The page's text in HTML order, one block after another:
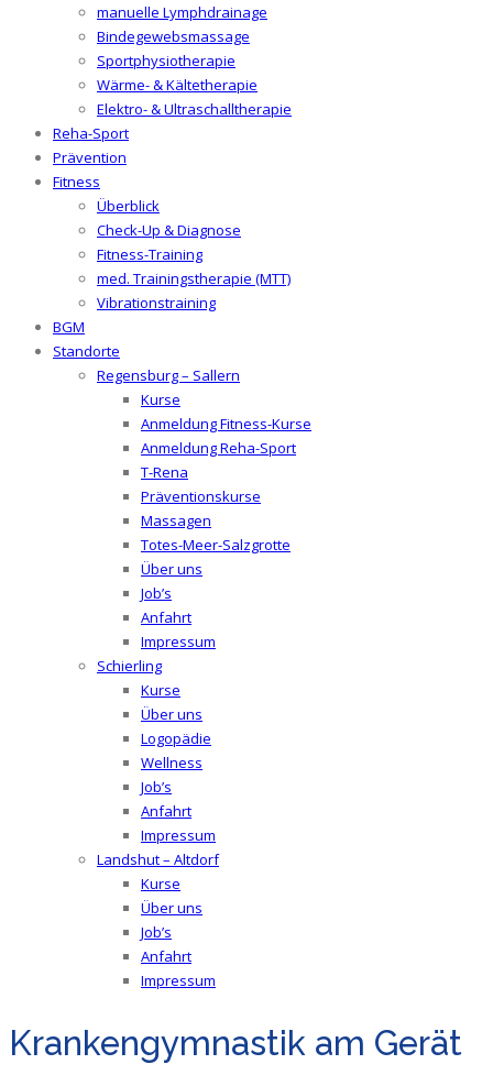
manuelle Lymphdrainage
Bindegewebsmassage
Sportphysiotherapie
Wärme- & Kältetherapie
Elektro- & Ultraschalltherapie
Reha-Sport
Prävention
Fitness
Überblick
Check-Up & Diagnose
Fitness-Training
med. Trainingstherapie (MTT)
Vibrationstraining
BGM
Standorte
Regensburg – Sallern
Kurse
Anmeldung Fitness-Kurse
Anmeldung Reha-Sport
T-Rena
Präventionskurse
Massagen
Totes-Meer-Salzgrotte
Über uns
Job’s
Anfahrt
Impressum
Schierling
Kurse
Über uns
Logopädie
Wellness
Job’s
Anfahrt
Impressum
Landshut – Altdorf
Kurse
Über uns
Job’s
Anfahrt
Impressum
Krankengymnastik am Gerät